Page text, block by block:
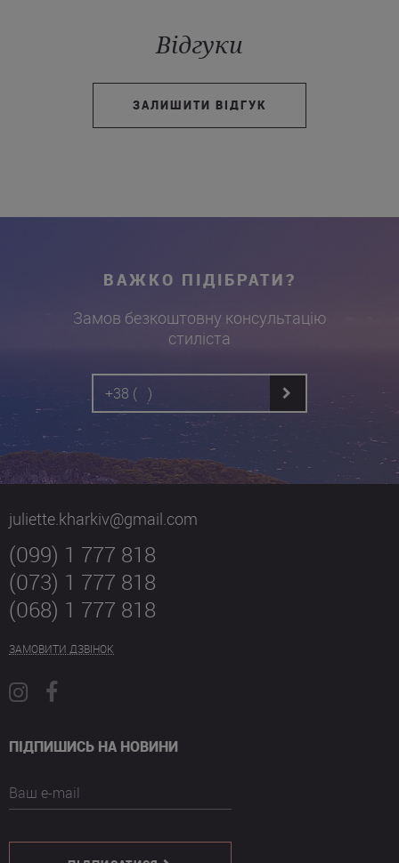
Відгуки
ЗАЛИШИТИ ВІДГУК
ВАЖКО ПІДІБРАТИ?
Замов безкоштовну консультацію
стиліста
juliette.kharkiv@gmail.com
(099) 1 777 818
(073) 1 777 818
(068) 1 777 818
ЗАМОВИТИ ДЗВІНОК
ПІДПИШИСЬ НА НОВИНИ
Ваш e-mail